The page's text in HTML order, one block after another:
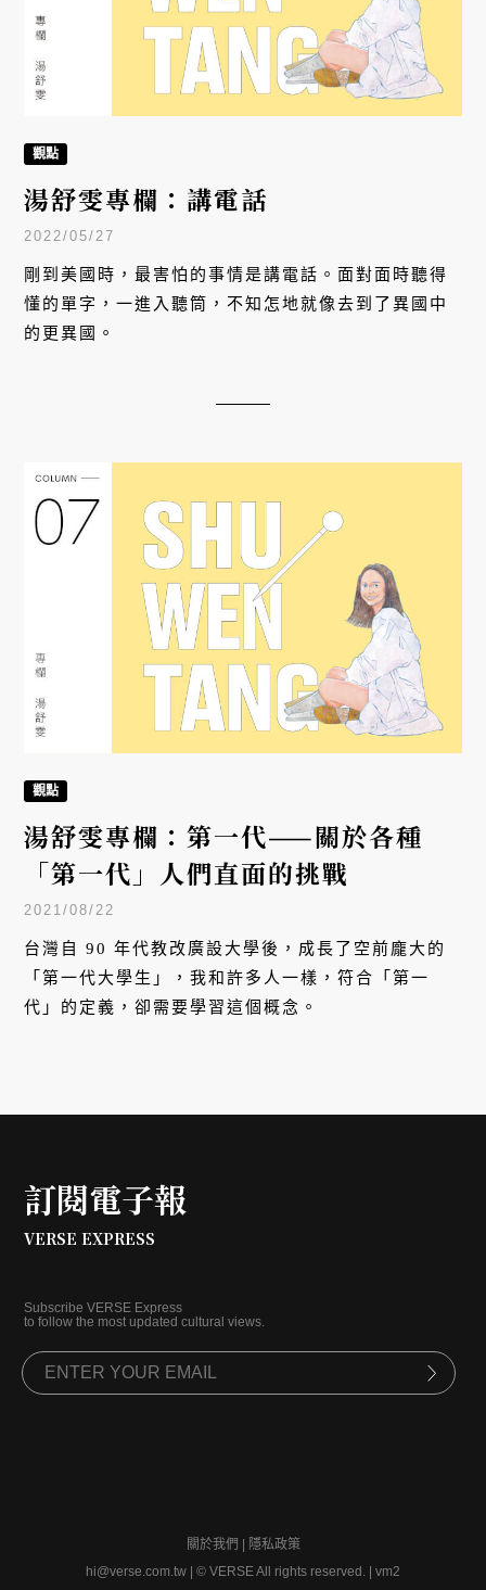
觀點
湯舒雯專欄：講電話
2022/05/27
剛到美國時，最害怕的事情是講電話。面對面時聽得
懂的單字，一進入聽筒，不知怎地就像去到了異國中
的更異國。
觀點
湯舒雯專欄：第一代——關於各種
「第一代」人們直面的挑戰
2021/08/22
台灣自 90 年代教改廣設大學後，成長了空前龐大的
「第一代大學生」，我和許多人一樣，符合「第一
代」的定義，卻需要學習這個概念。
訂閱電子報
VERSE EXPRESS
Subscribe VERSE Express
to follow the most updated cultural views.
關於我們
隱私政策
hi@verse.com.tw
© VERSE All rights reserved. | vm2